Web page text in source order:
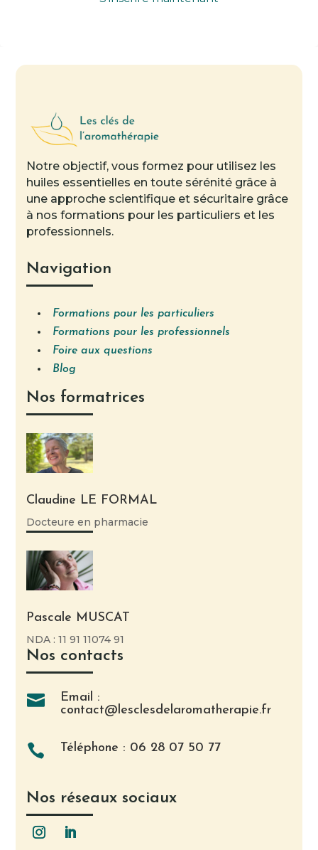
Notre objectif, vous formez pour utilisez les
huiles essentielles en toute sérénité grâce à
une approche scientifique et sécuritaire grâce
à nos formations pour les particuliers et les
professionnels.
Navigation
Formations pour les particuliers
Formations pour les professionnels
Foire aux questions
Blog
Nos formatrices
Claudine LE FORMAL
Docteure en pharmacie
Pascale MUSCAT
NDA : 11 91 11074 91
Nos contacts

Email :
contact@lesclesdelaromatherapie.fr
 Téléphone : 06 28 07 50 77
Nos réseaux sociaux